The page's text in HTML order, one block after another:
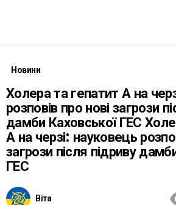
Новини
Холера та гепатит А на
розповів про нові загрози
дамби Каховської ГЕС
А на черзі: науковець
загрози після підриву
ГЕС
Віта